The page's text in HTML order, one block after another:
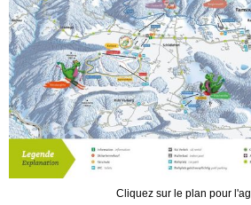
Cliquez sur le plan pour